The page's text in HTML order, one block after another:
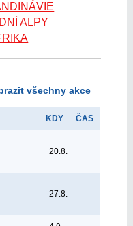
ALPY
všechny akce
KDY ČAS
20.8.
27.8.